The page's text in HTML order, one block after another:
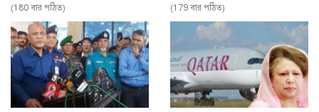
(180 বার পঠিত) (179 বার পঠিত)